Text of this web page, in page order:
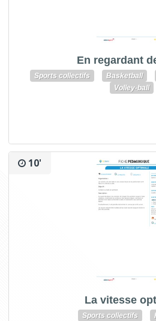
En regardant
Sports collectifs Basketball
Volley-ball
10'
La vitesse
Sports collectifs